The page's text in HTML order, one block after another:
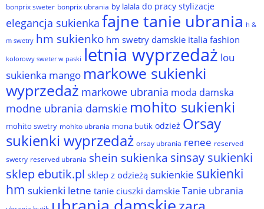
bonprix sweter bonprix ubrania by lalala do pracy stylizacje
elegancja sukienka fajne tanie ubrania h &
m swetry hm sukienko hm swetry damskie italia fashion
kolorowy sweter w paski letnia wyprzedaż lou
sukienka mango markowe sukienki
wyprzedaż markowe ubrania moda damska
modne ubrania damskie mohito sukienki
mohito swetry mohito ubrania mona butik odzież Orsay
sukienki wyprzedaż orsay ubrania renee reserved
swetry reserved ubrania shein sukienka sinsay sukienki
sklep ebutik.pl sklep z odzieżą sukienkie sukienki
hm sukienki letne tanie ciuszki damskie Tanie ubrania